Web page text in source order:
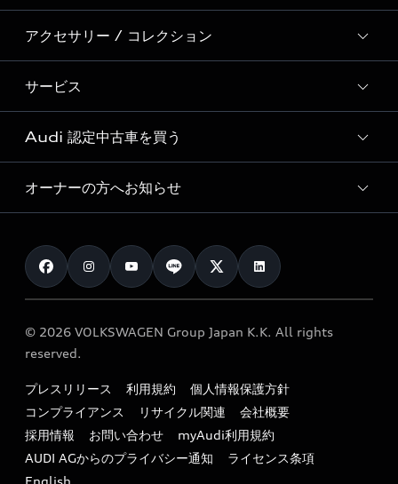
Audi Sport
Formula 1®
デジタルサービス
新車在庫検索
試乗車・展示車検索
見積り依頼
試乗予約
モデル一覧
特別仕様モデル / 限定モデル
e-tronラインアップ
価格シミュレーション
車両比較
カタログ一覧
アクセサリー / コレクション
純正アクセサリー
オンラインショップ
Audi collection
アウディナビアプリ
サービス
サービス入庫予約
サービスプログラム
メンテナンス
車検 / 定期点検
e-tronアフターサポート
myAudi
Audi 認定中古車を買う
Audi認定中古車
クオリティ
保証
メンテナンス
ファイナンス
キャンペーン / イベント
買取査定
オーナーの方へお知らせ
お知らせ
オーナー様向けキャンペーン
特定整備適用車一覧
リサイクル法
よくある質問（FAQ）
© 2026 VOLKSWAGEN Group Japan K.K. All rights
reserved.
プレスリリース 利用規約
個人情報保護方針
コンプライアンス
リサイクル関連
会社概要
採用情報
お問い合わせ
myAudi利用規約
AUDI AGからのプライバシー通知
ライセンス条項
English